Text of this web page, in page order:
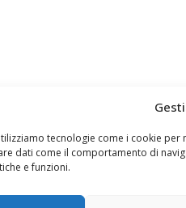
tecnologie come i cookie
dati come il comportamento di
e funzioni.